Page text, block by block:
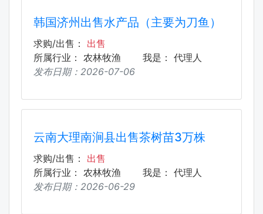
韩国济州出售水产品（主要为刀鱼）
求购/出售： 出售
所属行业： 农林牧渔 我是： 代理人
发布日期： 2026-07-06
云南大理南涧县出售茶树苗3万株
求购/出售： 出售
所属行业： 农林牧渔 我是： 代理人
发布日期： 2026-06-29